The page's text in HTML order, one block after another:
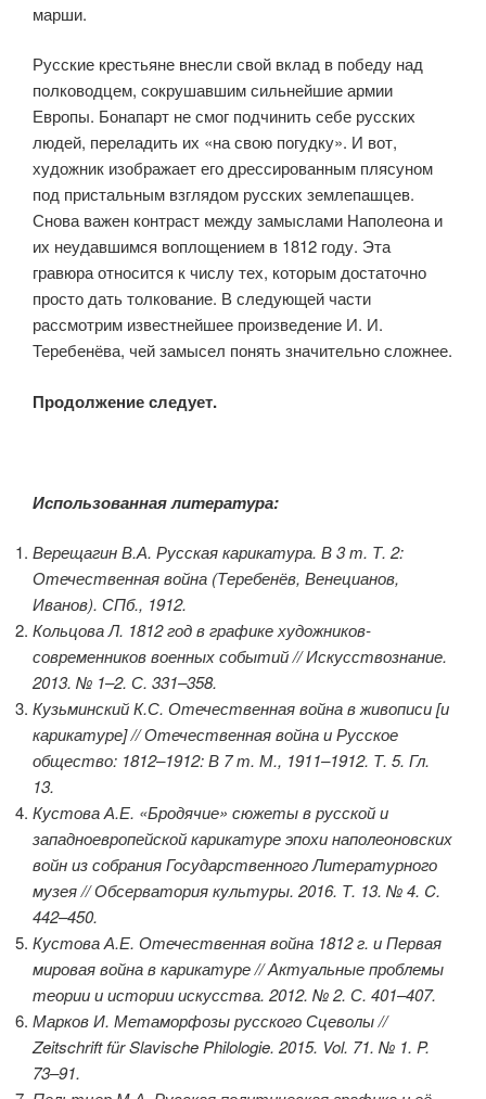
марши.
Русские крестьяне внесли свой вклад в победу над
полководцем, сокрушавшим сильнейшие армии
Европы. Бонапарт не смог подчинить себе русских
людей, переладить их «на свою погудку». И вот,
художник изображает его дрессированным плясуном
под пристальным взглядом русских землепашцев.
Снова важен контраст между замыслами Наполеона и
их неудавшимся воплощением в 1812 году. Эта
гравюра относится к числу тех, которым достаточно
просто дать толкование. В следующей части
рассмотрим известнейшее произведение И. И.
Теребенёва, чей замысел понять значительно сложнее.
Продолжение следует.
Использованная литература:
Верещагин В.А. Русская карикатура. В 3 т. Т. 2:
Отечественная война (Теребенёв, Венецианов,
Иванов). СПб., 1912.
Кольцова Л. 1812 год в графике художников-
современников военных событий // Искусствознание.
2013. № 1–2. С. 331–358.
Кузьминский К.С. Отечественная война в живописи [и
карикатуре] // Отечественная война и Русское
общество: 1812–1912: В 7 т. М., 1911–1912. Т. 5. Гл.
13.
Кустова А.Е. «Бродячие» сюжеты в русской и
западноевропейской карикатуре эпохи наполеоновских
войн из собрания Государственного Литературного
музея // Обсерватория культуры. 2016. Т. 13. № 4. C.
442–450.
Кустова А.Е. Отечественная война 1812 г. и Первая
мировая война в карикатуре // Актуальные проблемы
теории и истории искусства. 2012. № 2. С. 401–407.
Марков И. Метаморфозы русского Сцеволы //
Zeitschrift für Slavische Philologie. 2015. Vol. 71. № 1. P.
73–91.